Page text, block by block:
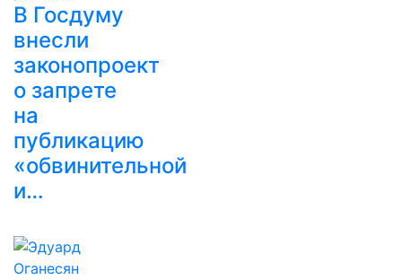
В Госдуму
внесли
законопроект
о запрете
на
публикацию
«обвинительной
и…